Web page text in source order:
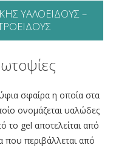
ΥΑΛΟΕΙΔΟΥΣ –
σφαίρα η οποία στα
ονομάζεται υαλώδες
το gel αποτελείται από
που περιβάλλεται από